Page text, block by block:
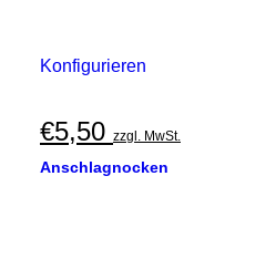
Konfigurieren
€5,50 zzgl. MwSt.
Anschlagnocken